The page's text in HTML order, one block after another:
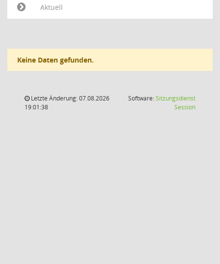
Aktuell
Keine Daten gefunden.
Letzte Änderung: 07.08.2026
19:01:38
Software:Sitzungsdienst
Session(Wird in